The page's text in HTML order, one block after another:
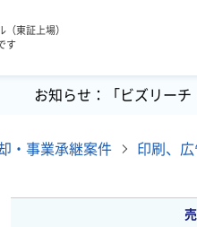
（東証上場）
す
お知らせ：「ビズリー
・事業承継案件 印刷、